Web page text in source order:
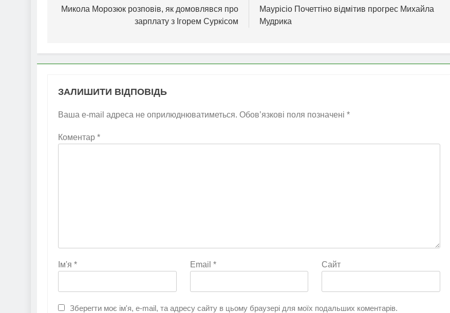
записів
Микола Морозюк розповів, як домовлявся про
зарплату з Ігорем Суркісом
Маурісіо Почеттіно відмітив прогрес Михайла
Мудрика
ЗАЛИШИТИ ВІДПОВІДЬ
Ваша e-mail адреса не оприлюднюватиметься. Обов’язкові поля позначені *
Коментар *
Ім'я * Email * Сайт
Зберегти моє ім'я, e-mail, та адресу сайту в цьому браузері для моїх подальших коментарів.